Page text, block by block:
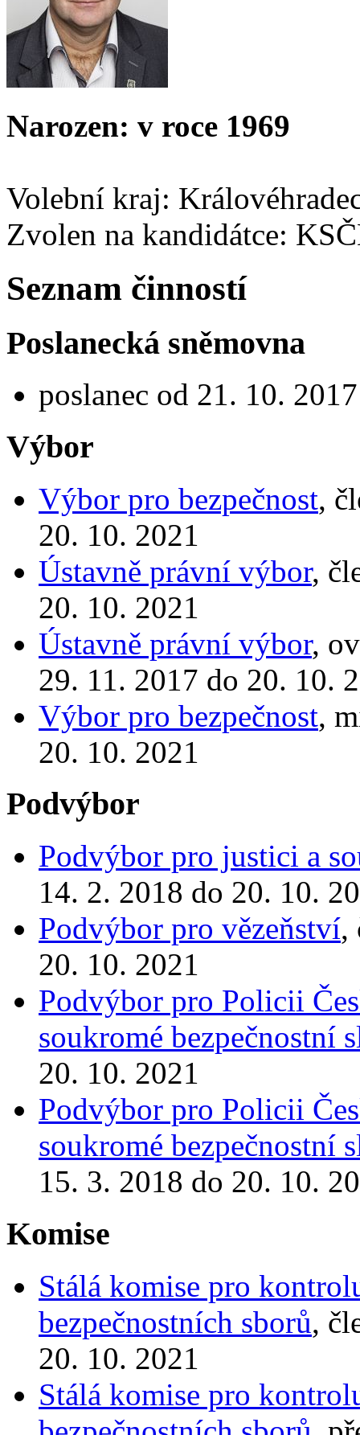
Narozen: v roce 1969
Volební kraj:
Zvolen na kandidátce:
Seznam činností
Poslanecká sněmovna
poslanec od 21. 10.
Výbor
Výbor pro bezpečnost,
20. 10. 2021
Ústavně právní výbor,
20. 10. 2021
Ústavně právní výbor,
29. 11. 2017 do 20. 10.
Výbor pro bezpečnost,
20. 10. 2021
Podvýbor
Podvýbor pro justici a
14. 2. 2018 do 20. 10.
Podvýbor pro vězeňství,
20. 10. 2021
Podvýbor pro Policii
soukromé bezpečnostní
20. 10. 2021
Podvýbor pro Policii
soukromé bezpečnostní
15. 3. 2018 do 20. 10.
Komise
Stálá komise pro
bezpečnostních sborů,
20. 10. 2021
Stálá komise pro